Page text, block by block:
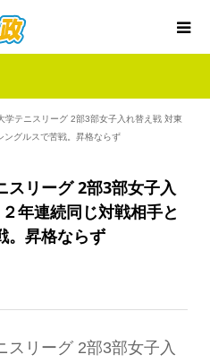
学テニスリーグ 2部3部女子入れ替え戦 対東
ングルスで苦戦。昇格ならず
スリーグ 2部3部女子入
年連続同じ対戦相手と
。昇格ならず
スリーグ 2部3部女子入